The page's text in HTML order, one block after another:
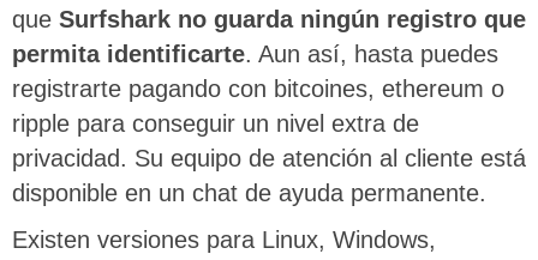
que Surfshark no guarda ningún registro que
permita identificarte. Aun así, hasta puedes
registrarte pagando con bitcoines, ethereum o
ripple para conseguir un nivel extra de
privacidad. Su equipo de atención al cliente está
disponible en un chat de ayuda permanente.
Existen versiones para Linux, Windows,